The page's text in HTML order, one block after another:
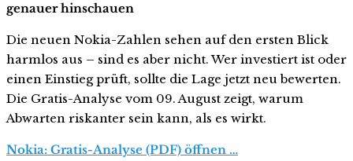
genauer hinschauen
Die neuen Nokia-Zahlen sehen auf den ersten Blick
harmlos aus – sind es aber nicht. Wer investiert ist oder
einen Einstieg prüft, sollte die Lage jetzt neu bewerten.
Die Gratis-Analyse vom 09. August zeigt, warum
Abwarten riskanter sein kann, als es wirkt.
Nokia: Gratis-Analyse (PDF) öffnen …